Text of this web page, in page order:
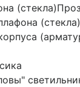
(стекла)
(стекла)